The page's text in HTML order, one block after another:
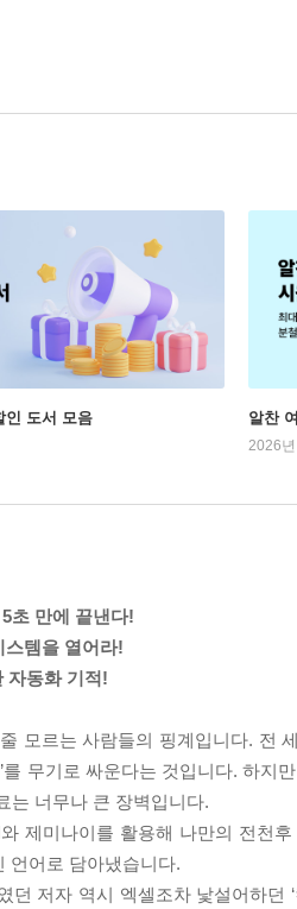
인 도서 모음 알찬
2026
초 만에 끝낸다!
스템을 열어라!
자동화 기적!
모르는 사람들의 핑계입니다. 전
를 무기로 싸운다는 것입니다. 하지
는 너무나 큰 장벽입니다.
제미나이를 활용해 나만의 전천후
언어로 담아냈습니다.
저자 역시 엑셀조차 낯설어하던